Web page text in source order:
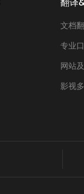
文档
专业
网站
影视